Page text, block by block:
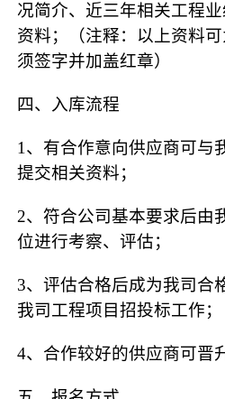
况简介、近三年相关工程
资料；（注释：以上资料可
须签字并加盖红章）
四、入库流程
1、有合作意向供应商可与
提交相关资料；
2、符合公司基本要求后由
位进行考察、评估；
3、评估合格后成为我司合
我司工程项目招投标工作；
4、合作较好的供应商可晋